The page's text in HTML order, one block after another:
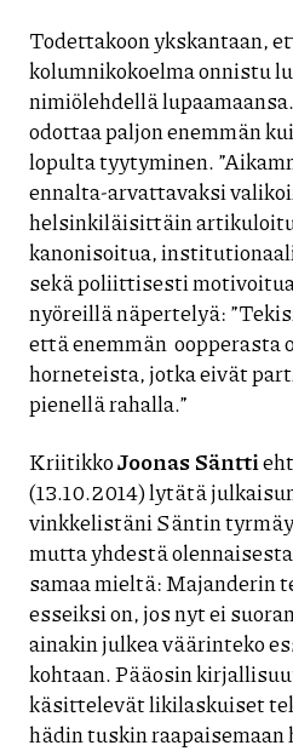
Todettakoon ykskantaan,
kolumnikokoelma onnistu
nimiölehdellä
odottaa paljon enemmän
lopulta tyytyminen.
ennalta-arvattavaksi
helsinkiläisittäin
kanonisoitua,
sekä poliittisesti
nyöreillä näpertelyä:
että enemmän oopperasta
horneteista, jotka eivät
pienellä rahalla.”
KriitikkoJoonas Säntti
(13.10.2014) lytätä
vinkkelistäni Säntin
mutta yhdestä
samaa mieltä: Majanderin
esseiksi on, jos nyt ei
ainakin julkea väärinteko
kohtaan. Pääosin
käsittelevät likilaskuiset
hädin tuskin